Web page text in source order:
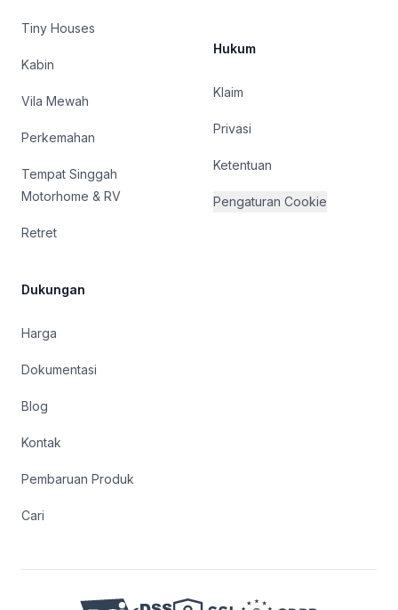
Tiny Houses
Kabin
Vila Mewah
Perkemahan
Tempat Singgah
Motorhome & RV
Retret
Dukungan
Harga
Dokumentasi
Blog
Kontak
Pembaruan Produk
Cari
Hukum
Klaim
Privasi
Ketentuan
Pengaturan Cookie